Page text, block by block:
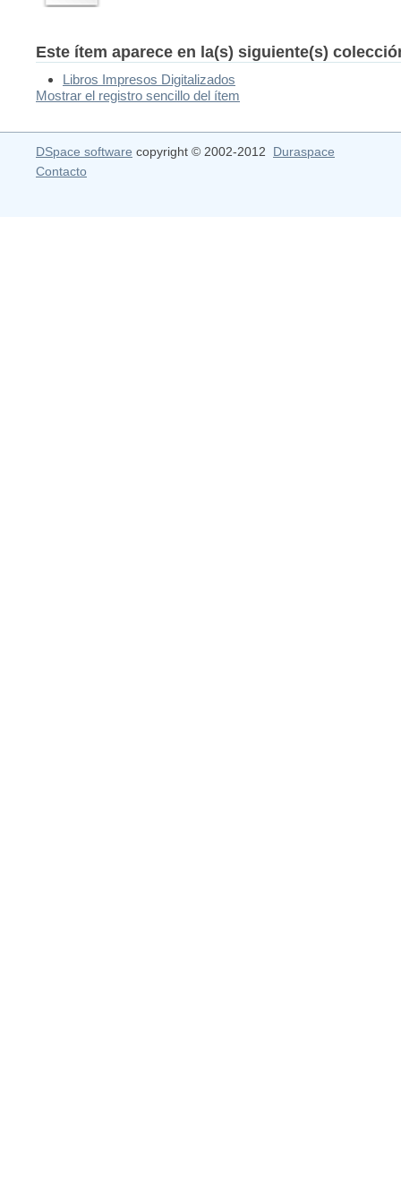
Este ítem aparece en la(s) siguiente(s)
Libros Impresos Digitalizados
Mostrar el registro sencillo del ítem
DSpace software copyright © 2002-2012 Duraspace
Contacto